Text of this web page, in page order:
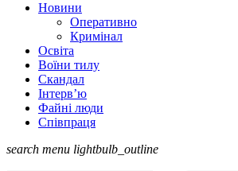
Новини
Оперативно
Кримінал
Освіта
Воїни тилу
Скандал
Інтерв’ю
Файні люди
Співпраця
search menu lightbulb_outline